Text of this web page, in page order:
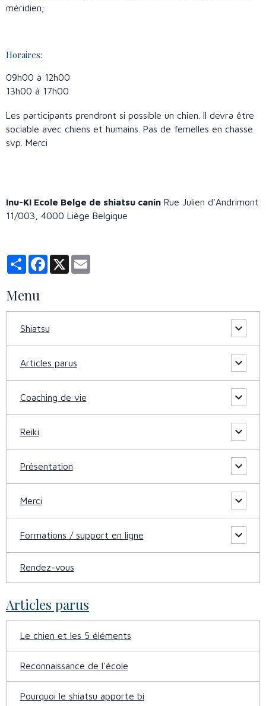
méridien;
Horaires:
09h00 à 12h00
13h00 à 17h00
Les participants prendront si possible un chien. Il devra être
sociable avec chiens et humains. Pas de femelles en chasse
svp. Merci
Inu-KI Ecole Belge de shiatsu canin Rue Julien d'Andrimont
11/003, 4000 Liège Belgique
PartagerFacebook
X
Menu
Shiatsu
Articles parus
Coaching de vie
Reiki
Présentation
Merci
Formations / support en ligne
Rendez-vous
Articles parus
Le chien et les 5 éléments
Reconnaissance de l'école
Pourquoi le shiatsu apporte bi